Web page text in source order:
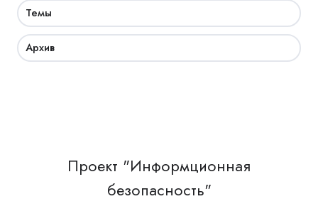
Темы
Архив
Проект "Информционная
безопасность"